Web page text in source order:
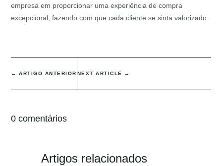
empresa em proporcionar uma experiência de compra
excepcional, fazendo com que cada cliente se sinta valorizado.
←ARTIGO ANTERIOR NEXT ARTICLE →
0 comentários
Artigos relacionados